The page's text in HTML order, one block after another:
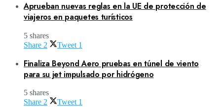
Aprueban nuevas reglas en la UE de protección de
viajeros en paquetes turísticos
5 shares
Share 2 Tweet 1
Finaliza Beyond Aero pruebas en túnel de viento
para su jet impulsado por hidrógeno
5 shares
Share 2 Tweet 1